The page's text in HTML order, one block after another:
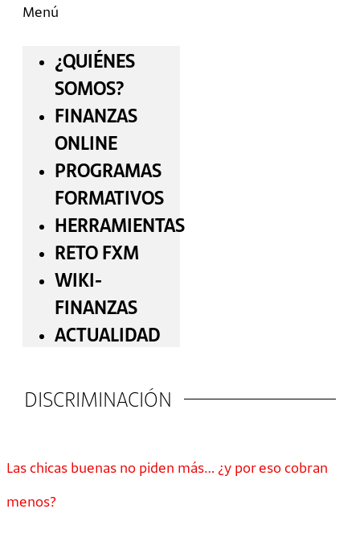
Menú
¿QUIÉNES
SOMOS?
FINANZAS
ONLINE
PROGRAMAS
FORMATIVOS
HERRAMIENTAS
RETO FXM
WIKI-
FINANZAS
ACTUALIDAD
DISCRIMINACIÓN
Las chicas buenas no piden más… ¿y por eso cobran
menos?